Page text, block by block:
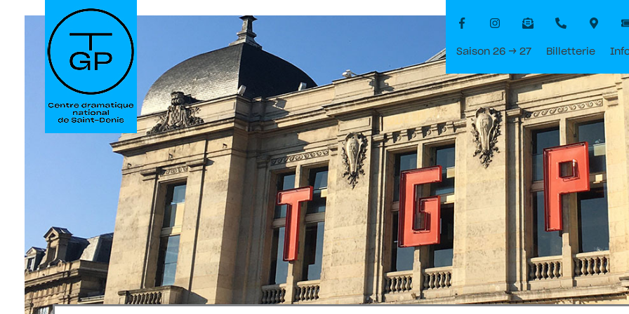
Saison 26 → 27 Billetterie